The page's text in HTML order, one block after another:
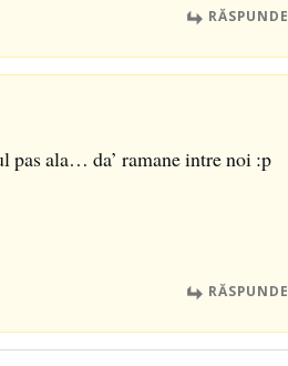
RĂSPUNDE
pas ala… da’ ramane intre noi :p
RĂSPUNDE